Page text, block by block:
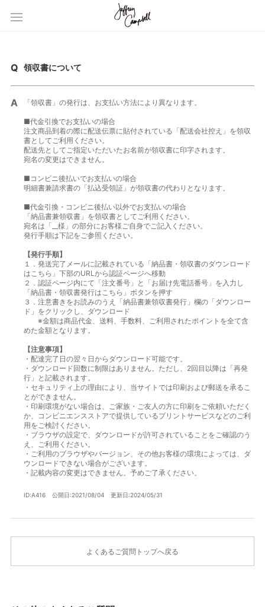
領収書について
「領収書」の発行は、お支払い方法により異なります。
■代金引換でお支払いの場合
注文商品到着の際に配送伝票に貼付されている「配送会社控え」を領収
書としてご利用ください。
配送先としてご指定いただいたお名前が領収書に印字されます。
宛名の変更はできません。
■コンビニ後払いでお支払いの場合
明細書兼請求書の「払込受領証」が領収書の代わりとなります。
■代金引換・コンビニ後払い以外でお支払いの場合
「納品書兼領収書」を領収書としてご利用ください。
宛名は「__様」の部分にお客様ご自身でご記入ください。
発行手順は下記をご参照ください。
【発行手順】
１．発送完了メールに記載されている「納品書・領収書のダウンロード
はこちら」下部のURLから認証ページへ移動
２．認証ページ内にて「注文番号」と「お届け先電話番号」を入力し
「納品書・領収書発行はこちら」ボタンを押す
３．注意書きをお読みのうえ「納品書兼領収書発行」欄の「ダウンロー
ド」をクリックし、ダウンロード
※金額は商品代金、送料、手数料、ご利用されたポイントを全て含
めた金額となります。
【注意事項】
・配達完了日の翌々日からダウンロード可能です。
・ダウンロード回数に制限はありません。ただし、2回目以降は「再発
行」と記載されます。
・セキュリティ上の理由により、当サイトでは印刷および郵送を承るこ
とができません。
・印刷環境がない場合は、ご家族・ご友人の方に印刷をご依頼いただく
か、コンビニエンスストアで提供しているプリントサービスなどのご利
用をご検討ください。
・ブラウザの設定で、ダウンロードが許可されていることをご確認のう
え、ご利用ください。
・ご利用のブラウザやバージョン、その他お客様の環境によっては、ダ
ウンロードできない場合がございます。
・記載内容の変更はできません。予めご了承ください。
ID:A416 公開日:2021/08/04 更新日:2024/05/31
よくあるご質問トップへ戻る